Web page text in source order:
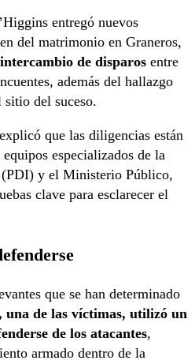
entregó nuevos
del matrimonio en Graneros,
intercambio de disparos entre
además del hallazgo
del suceso.
que las diligencias están
especializados de la
y el Ministerio Público,
clave para esclarecer el
que se han determinado
una de las víctimas, utilizó un
de los atacantes,
armado dentro de la